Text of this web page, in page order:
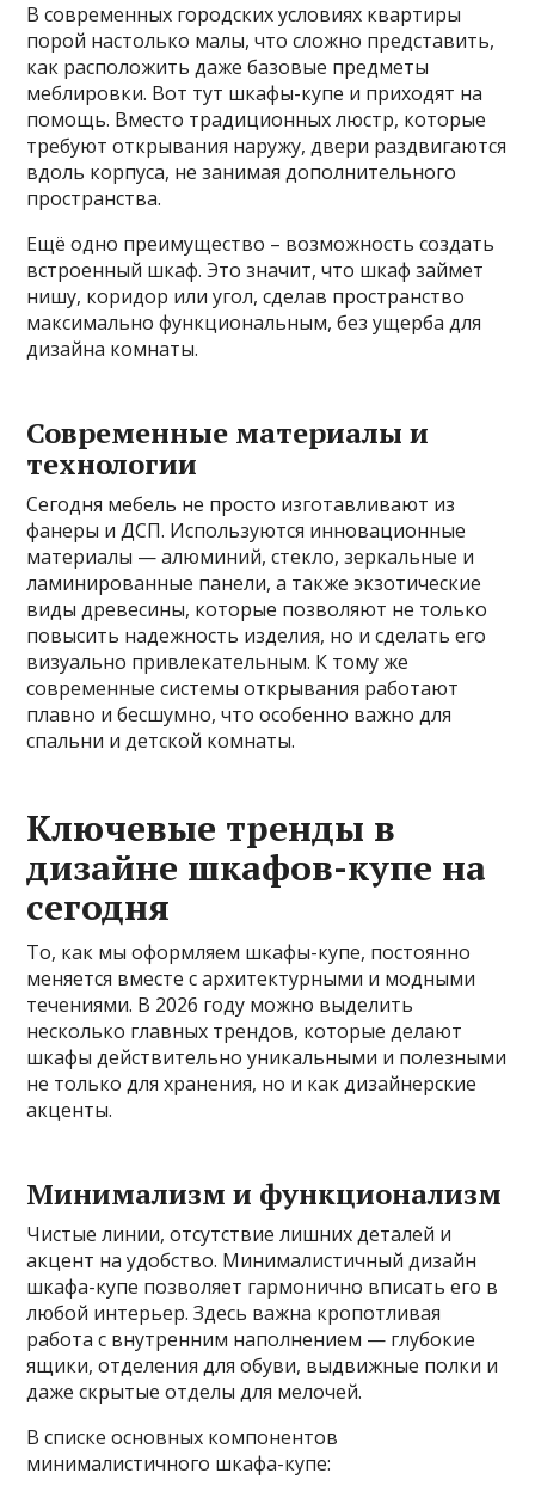
В современных городских условиях квартиры
порой настолько малы, что сложно представить,
как расположить даже базовые предметы
меблировки. Вот тут шкафы-купе и приходят на
помощь. Вместо традиционных люстр, которые
требуют открывания наружу, двери раздвигаются
вдоль корпуса, не занимая дополнительного
пространства.
Ещё одно преимущество – возможность создать
встроенный шкаф. Это значит, что шкаф займет
нишу, коридор или угол, сделав пространство
максимально функциональным, без ущерба для
дизайна комнаты.
Современные материалы и
технологии
Сегодня мебель не просто изготавливают из
фанеры и ДСП. Используются инновационные
материалы — алюминий, стекло, зеркальные и
ламинированные панели, а также экзотические
виды древесины, которые позволяют не только
повысить надежность изделия, но и сделать его
визуально привлекательным. К тому же
современные системы открывания работают
плавно и бесшумно, что особенно важно для
спальни и детской комнаты.
Ключевые тренды в
дизайне шкафов-купе на
сегодня
То, как мы оформляем шкафы-купе, постоянно
меняется вместе с архитектурными и модными
течениями. В 2026 году можно выделить
несколько главных трендов, которые делают
шкафы действительно уникальными и полезными
не только для хранения, но и как дизайнерские
акценты.
Минимализм и функционализм
Чистые линии, отсутствие лишних деталей и
акцент на удобство. Минималистичный дизайн
шкафа-купе позволяет гармонично вписать его в
любой интерьер. Здесь важна кропотливая
работа с внутренним наполнением — глубокие
ящики, отделения для обуви, выдвижные полки и
даже скрытые отделы для мелочей.
В списке основных компонентов
минималистичного шкафа-купе: